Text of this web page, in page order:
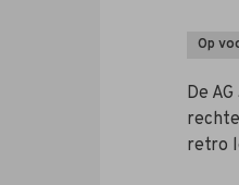
Op
De
retro